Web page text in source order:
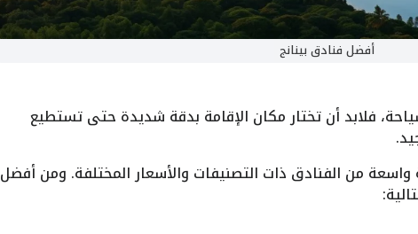
أفضل فنادق بينانج
فلابد أن تختار مكان الإقامة بدقة شديدة حتى تستطيع
من الفنادق ذات التصنيفات والأسعار المختلفة. ومن أفضل